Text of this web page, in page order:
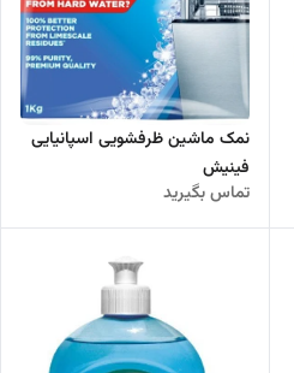
نمک ماشین ظرفشویی اسپانیایی
فینیش
تماس بگیرید